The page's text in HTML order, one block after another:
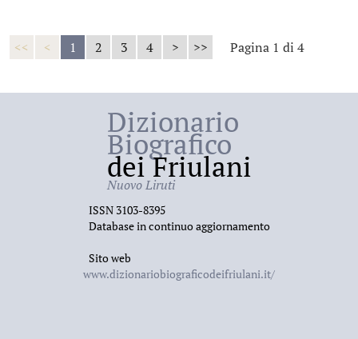
<< < 1 2 3 4 > >> Pagina 1 di 4
Dizionario
Biografico
dei Friulani
Nuovo Liruti
ISSN 3103-8395
Database in continuo aggiornamento
Sito web
www.dizionariobiograficodeifriulani.it/